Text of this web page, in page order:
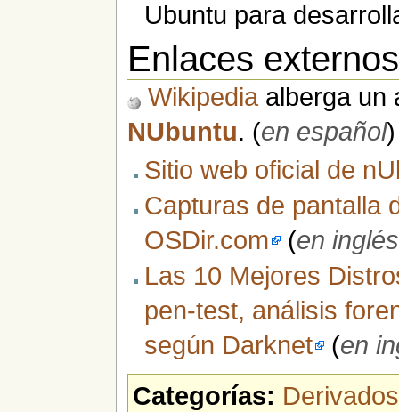
Ubuntu para
Enlaces externos
Wikipedia alberga un
NUbuntu. (en español)
Sitio web oficial de
Capturas de pantalla
OSDir.com
(en inglés
Las 10 Mejores
pen-test, análisis
según Darknet
(en
Categorías: